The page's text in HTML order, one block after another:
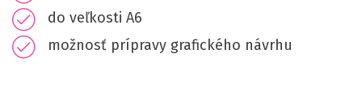
do veľkosti A6
možnosť prípravy grafického návrhu